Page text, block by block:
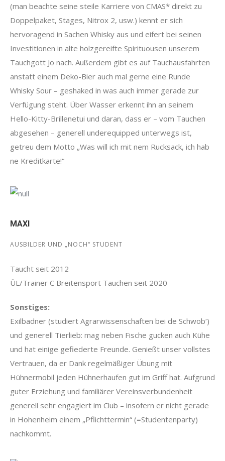
(man beachte seine steile Karriere von CMAS* direkt zu
Doppelpaket, Stages, Nitrox 2, usw.) kennt er sich
hervoragend in Sachen Whisky aus und eifert bei seinen
Investitionen in alte holzgereifte Spirituousen unserem
Tauchgott Jo nach. Außerdem gibt es auf Tauchausfahrten
anstatt einem Deko-Bier auch mal gerne eine Runde
Whisky Sour – geshaked in was auch immer gerade zur
Verfügung steht. Über Wasser erkennt ihn an seinem
Hello-Kitty-Brillenetui und daran, dass er – vom Tauchen
abgesehen – generell underequipped unterwegs ist,
getreu dem Motto „Was will ich mit nem Rucksack, ich hab
ne Kreditkarte!“
MAXI
AUSBILDER UND „NOCH“ STUDENT
Taucht seit 2012
ÜL/Trainer C Breitensport Tauchen seit 2020
Sonstiges:
Exilbadner (studiert Agrarwissenschaften bei de Schwob‘)
und generell Tierlieb: mag neben Fische gucken auch Kühe
und hat einige gefiederte Freunde. Genießt unser vollstes
Vertrauen, da er Dank regelmäßiger Übung mit
Hühnermobil jeden Hühnerhaufen gut im Griff hat. Aufgrund
guter Erziehung und familiärer Vereinsverbundenheit
generell sehr engagiert im Club – insofern er nicht gerade
in Hohenheim einem „Pflichttermin“ (=Studentenparty)
nachkommt.